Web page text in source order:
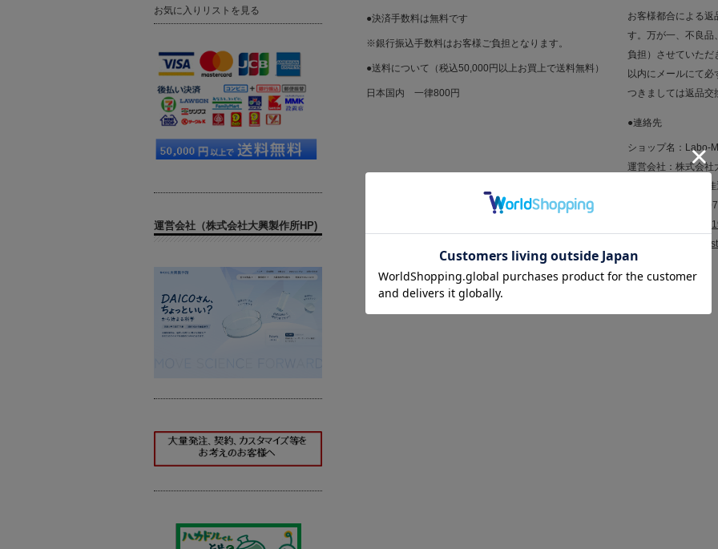
●決済手数料は無料です
※銀行振込手数料はお客様ご負担となります。
●送料について（税込50,000円以上お買上で送料無料）
日本国内 一律800円
お客様都合による返
す。万が一、不良品
負担）させていただ
以内にメールにて
つきましては返品交
●連絡先
ショップ名：Labo-
運営会社：株式会社
運営責任者：須田
所在地：〒601-
075-933-
お気に入りリストを見る
運営会社（株式会社大興製作所HP)